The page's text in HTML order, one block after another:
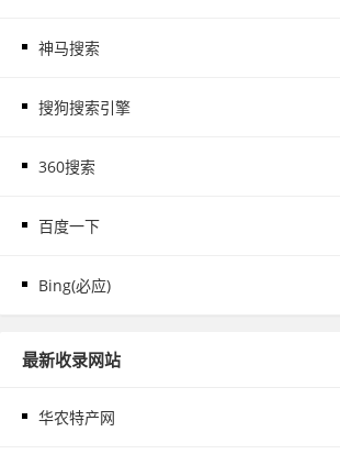
神马搜索
搜狗搜索引擎
360搜索
百度一下
Bing(必应)
最新收录网站
华农特产网